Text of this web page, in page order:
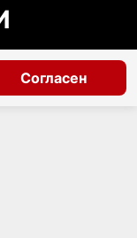
Согласен